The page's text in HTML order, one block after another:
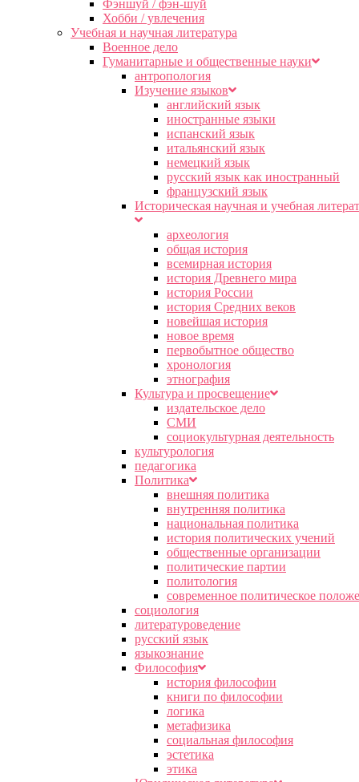
Фэншуй / фэн-шуй
Хобби / увлечения
Учебная и научная литература
Военное дело
Гуманитарные и общественные науки
антропология
Изучение языков
английский язык
иностранные языки
испанский язык
итальянский язык
немецкий язык
русский язык как иностранный
французский язык
Историческая научная и учебная
археология
общая история
всемирная история
история Древнего мира
история России
история Средних веков
новейшая история
новое время
первобытное общество
хронология
этнография
Культура и просвещение
издательское дело
СМИ
социокультурная деятельность
культурология
педагогика
Политика
внешняя политика
внутренняя политика
национальная политика
история политических учений
общественные организации
политические партии
политология
современное политическое
социология
литературоведение
русский язык
языкознание
Философия
история философии
книги по философии
логика
метафизика
социальная философия
эстетика
этика